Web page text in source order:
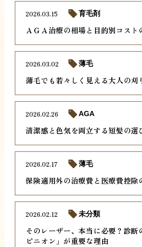
ＡＧＡ治療の相場と目的別コスト
2026.03.15 育毛剤
薄毛でも若々しく見える大人の刈
2026.03.02 薄毛
清潔感と色気を両立する短髪の選
2026.02.26 AGA
保険適用外の治療費と医療費控除
2026.02.17 薄毛
そのレーザー、本当に必要？診断
ピニオン」が重要な理由
2026.02.12 未分類